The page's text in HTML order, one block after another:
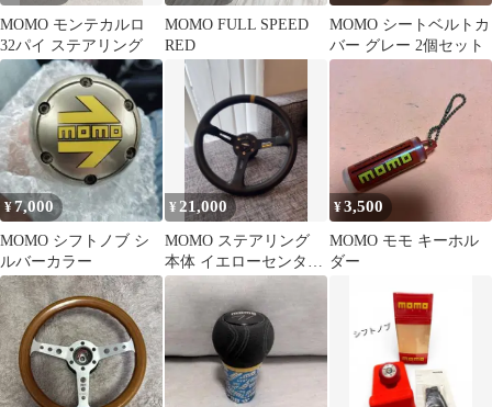
MOMO モンテカルロ
32パイ ステアリング
MOMO FULL SPEED
RED
MOMO シートベルトカ
バー グレー 2個セット
¥7,000
MOMO シフトノブ シ
ルバーカラー
¥ 21,000
MOMO ステアリング
本体 イエローセンター
マーク
¥3,500
MOMO モモ キーホル
ダー